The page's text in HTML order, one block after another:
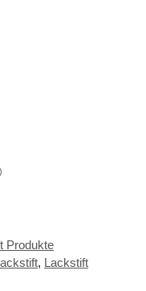
Produkte
, Lackstift